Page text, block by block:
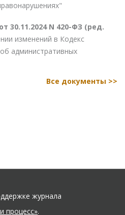
30.11.2024 N 420-ФЗ (ред.
изменений в Кодекс
административных
Все документы >>
журнала
процесс».